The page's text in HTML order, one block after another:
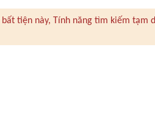
tiện này, Tính năng tìm kiếm